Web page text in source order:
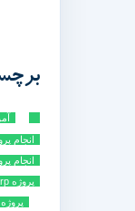
انجام
انجام
پروژه C Sharp به همراه فایل word مستندات
پروژه Csharp با توضیحات